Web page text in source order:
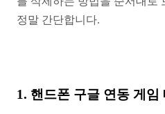
정말 간단합니다.
1. 핸드폰 구글 연동 게임